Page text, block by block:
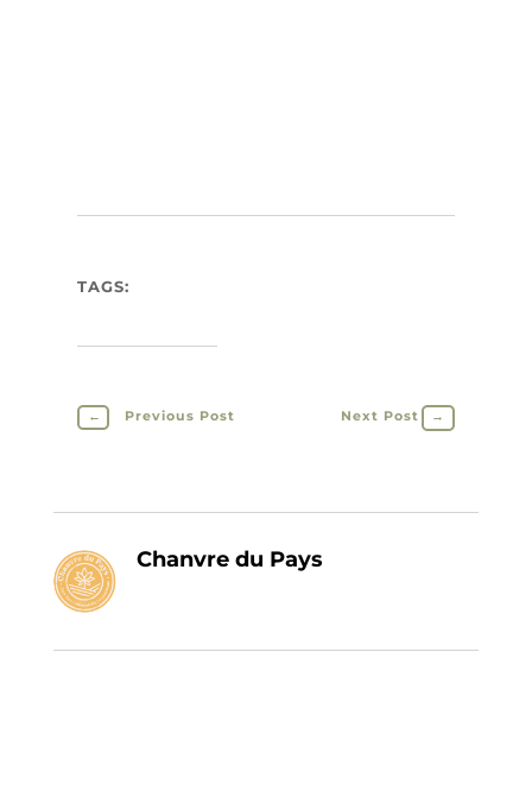
TAGS:
← Previous Post Next Post →
Chanvre du Pays